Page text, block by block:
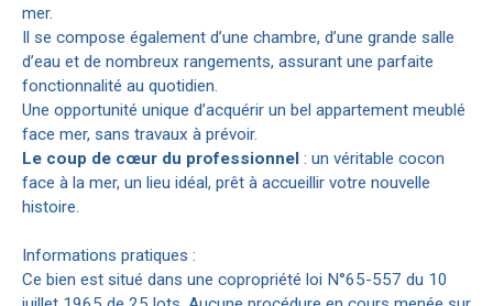
mer.
Il se compose également d’une chambre, d’une grande salle
d’eau et de nombreux rangements, assurant une parfaite
fonctionnalité au quotidien.
Une opportunité unique d’acquérir un bel appartement meublé
face mer, sans travaux à prévoir.
Le coup de cœur du professionnel : un véritable cocon
face à la mer, un lieu idéal, prêt à accueillir votre nouvelle
histoire.
Informations pratiques :
Ce bien est situé dans une copropriété loi N°65-557 du 10